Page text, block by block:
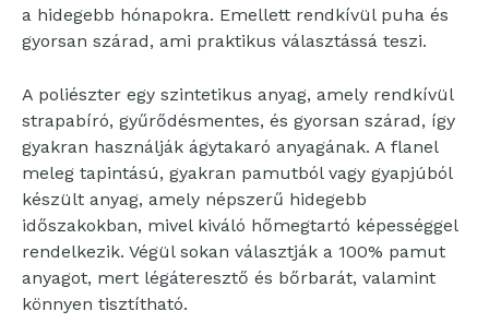
a hidegebb hónapokra. Emellett rendkívül puha és
gyorsan szárad, ami praktikus választássá teszi.
A poliészter egy szintetikus anyag, amely rendkívül
strapabíró, gyűrődésmentes, és gyorsan szárad, így
gyakran használják ágytakaró anyagának. A flanel
meleg tapintású, gyakran pamutból vagy gyapjúból
készült anyag, amely népszerű hidegebb
időszakokban, mivel kiváló hőmegtartó képességgel
rendelkezik. Végül sokan választják a 100% pamut
anyagot, mert légáteresztő és bőrbarát, valamint
könnyen tisztítható.